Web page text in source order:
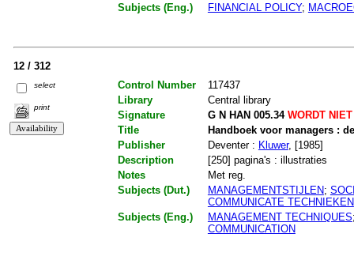
Subjects (Eng.)
FINANCIAL POLICY;
12 / 312
select
print
Control Number
117437
Library
Central library
Signature
G N HAN 005.34WORDT
Title
Handboek voor managers :
Publisher
Deventer : Kluwer, [1985]
Description
[250] pagina's : illustraties
Notes
Met reg.
Subjects (Dut.)
MANAGEMENTSTIJLEN;
COMMUNICATE TECHNIEKEN
Subjects (Eng.)
MANAGEMENT TECHNIQUES
COMMUNICATION